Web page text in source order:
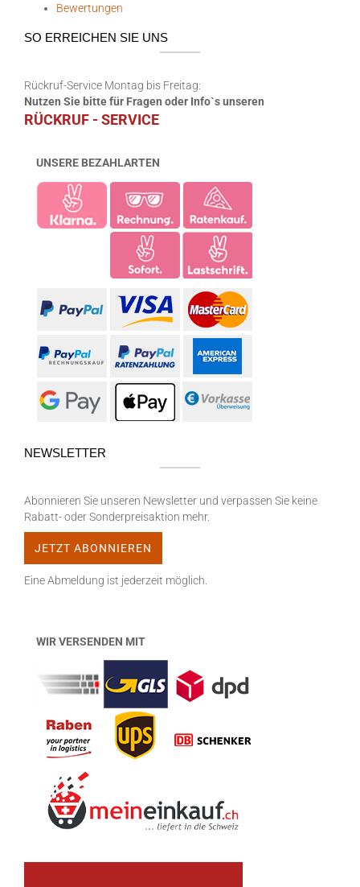
Bewertungen
SO ERREICHEN SIE UNS
Rückruf-Service Montag bis Freitag:
Nutzen Sie bitte für Fragen oder Info`s unseren
RÜCKRUF - SERVICE
UNSERE BEZAHLARTEN
NEWSLETTER
Abonnieren Sie unseren Newsletter und verpassen Sie keine
Rabatt- oder Sonderpreisaktion mehr.
Eine Abmeldung ist jederzeit möglich.
WIR VERSENDEN MIT